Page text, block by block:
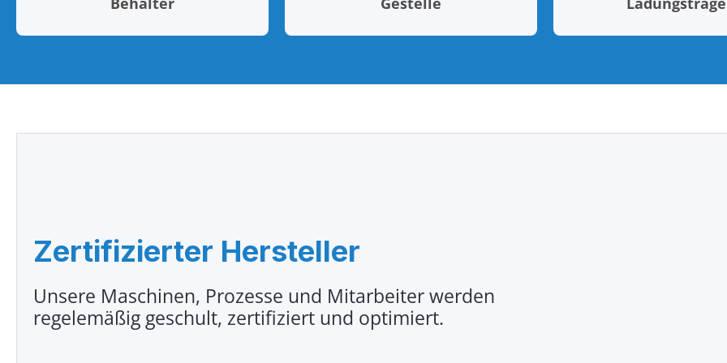
Zertifizierter Hersteller
Unsere Maschinen, Prozesse und Mitarbeiter werden
regelemäßig geschult, zertifiziert und optimiert.